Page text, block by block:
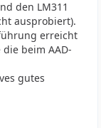
den LM311
ausprobiert).
erreicht
beim AAD-
gutes